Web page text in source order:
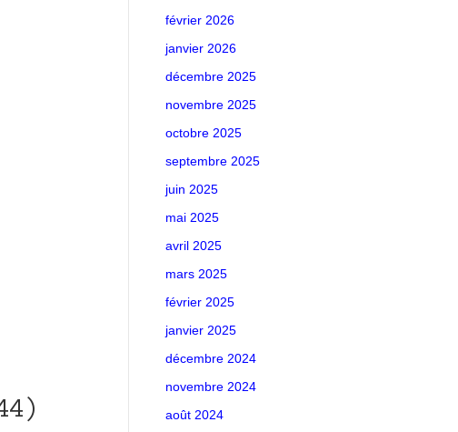
février 2026
janvier 2026
décembre 2025
novembre 2025
octobre 2025
septembre 2025
juin 2025
mai 2025
avril 2025
mars 2025
février 2025
janvier 2025
décembre 2024
novembre 2024
août 2024